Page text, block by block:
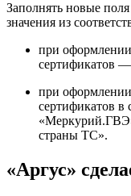
Заполнять новые
значения из
при
сертификатов
при
сертификатов
страны ТС».
«Аргус»